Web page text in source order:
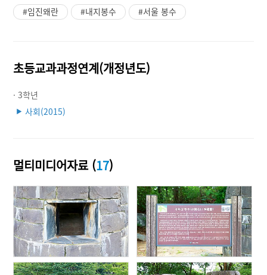
#임진왜란 #내지봉수 #서울 봉수
초등교과과정연계(개정년도)
· 3학년
▶ 사회(2015)
멀티미디어자료 (17)